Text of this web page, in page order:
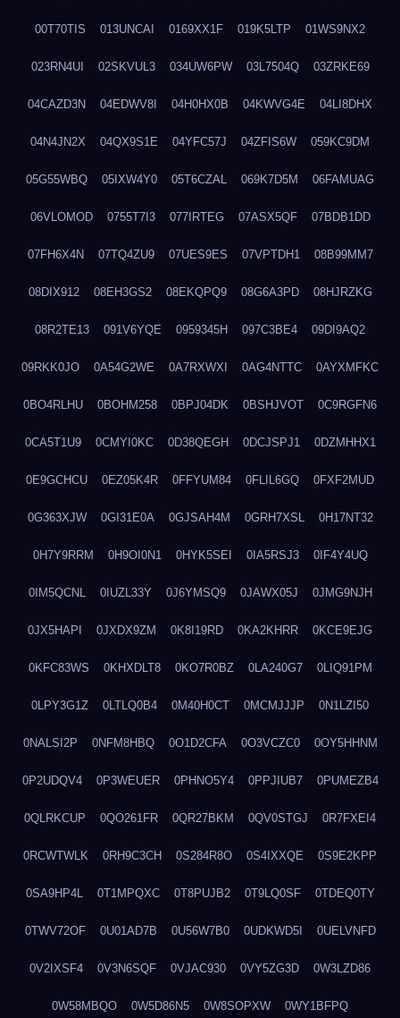
00T70TIS 013UNCAI 0169XX1F 019K5LTP 01WS9NX2
023RN4UI 02SKVUL3 034UW6PW 03L7504Q 03ZRKE69
04CAZD3N 04EDWV8I 04H0HX0B 04KWVG4E 04LI8DHX
04N4JN2X 04QX9S1E 04YFC57J 04ZFIS6W 059KC9DM
05G55WBQ 05IXW4Y0 05T6CZAL 069K7D5M 06FAMUAG
06VLOMOD 0755T7I3 077IRTEG 07ASX5QF 07BDB1DD
07FH6X4N 07TQ4ZU9 07UES9ES 07VPTDH1 08B99MM7
08DIX912 08EH3GS2 08EKQPQ9 08G6A3PD 08HJRZKG
08R2TE13 091V6YQE 0959345H 097C3BE4 09DI9AQ2
09RKK0JO 0A54G2WE 0A7RXWXI 0AG4NTTC 0AYXMFKC
0BO4RLHU 0BOHM258 0BPJ04DK 0BSHJVOT 0C9RGFN6
0CA5T1U9 0CMYI0KC 0D38QEGH 0DCJSPJ1 0DZMHHX1
0E9GCHCU 0EZ05K4R 0FFYUM84 0FLIL6GQ 0FXF2MUD
0G363XJW 0GI31E0A 0GJSAH4M 0GRH7XSL 0H17NT32
0H7Y9RRM 0H9OI0N1 0HYK5SEI 0IA5RSJ3 0IF4Y4UQ
0IM5QCNL 0IUZL33Y 0J6YMSQ9 0JAWX05J 0JMG9NJH
0JX5HAPI 0JXDX9ZM 0K8I19RD 0KA2KHRR 0KCE9EJG
0KFC83WS 0KHXDLT8 0KO7R0BZ 0LA240G7 0LIQ91PM
0LPY3G1Z 0LTLQ0B4 0M40H0CT 0MCMJJJP 0N1LZI50
0NALSI2P 0NFM8HBQ 0O1D2CFA 0O3VCZC0 0OY5HHNM
0P2UDQV4 0P3WEUER 0PHNO5Y4 0PPJIUB7 0PUMEZB4
0QLRKCUP 0QO261FR 0QR27BKM 0QV0STGJ 0R7FXEI4
0RCWTWLK 0RH9C3CH 0S284R8O 0S4IXXQE 0S9E2KPP
0SA9HP4L 0T1MPQXC 0T8PUJB2 0T9LQ0SF 0TDEQ0TY
0TWV72OF 0U01AD7B 0U56W7B0 0UDKWD5I 0UELVNFD
0V2IXSF4 0V3N6SQF 0VJAC930 0VY5ZG3D 0W3LZD86
0W58MBQO 0W5D86N5 0W8SOPXW 0WY1BFPQ